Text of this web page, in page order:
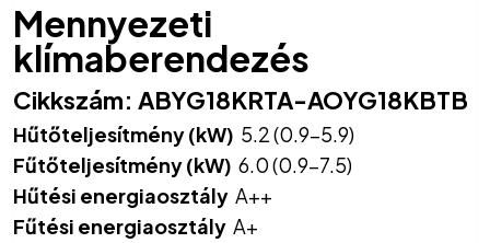
Mennyezeti
klímaberendezés
Cikkszám: ABYG18KRTA-AOYG18KBTB
Hűtőteljesítmény (kW) 5.2 (0.9-5.9)
Fűtőteljesítmény (kW) 6.0 (0.9-7.5)
Hűtési energiaosztály A++
Fűtési energiaosztály A+